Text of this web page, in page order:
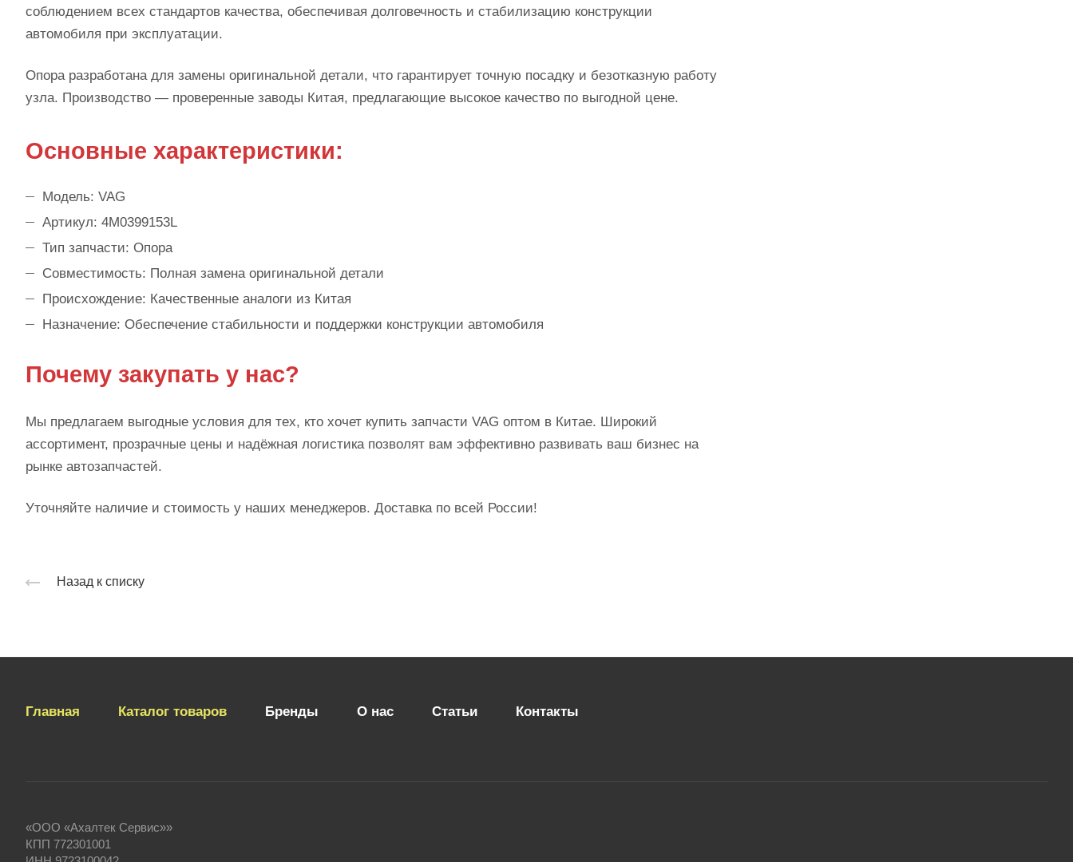
соблюдением всех стандартов качества, обеспечивая долговечность и стабилизацию конструкции
автомобиля при эксплуатации.
Опора разработана для замены оригинальной детали, что гарантирует точную посадку и безотказную работу
узла. Производство — проверенные заводы Китая, предлагающие высокое качество по выгодной цене.
Основные характеристики:
Модель: VAG
Артикул: 4M0399153L
Тип запчасти: Опора
Совместимость: Полная замена оригинальной детали
Происхождение: Качественные аналоги из Китая
Назначение: Обеспечение стабильности и поддержки конструкции автомобиля
Почему закупать у нас?
Мы предлагаем выгодные условия для тех, кто хочет купить запчасти VAG оптом в Китае. Широкий
ассортимент, прозрачные цены и надёжная логистика позволят вам эффективно развивать ваш бизнес на
рынке автозапчастей.
Уточняйте наличие и стоимость у наших менеджеров. Доставка по всей России!
Назад к списку
Главная Каталог товаров Бренды О нас Статьи Контакты
«ООО «Ахалтек Сервис»»
КПП 772301001